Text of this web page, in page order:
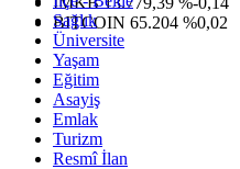
BITCOIN 65.204 %0,02
Sağlık
Üniversite
Yaşam
Eğitim
Asayiş
Emlak
Turizm
Resmî İlan